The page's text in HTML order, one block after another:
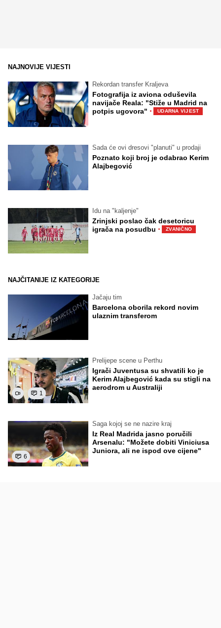
NAJNOVIJE VIJESTI
Rekordan transfer Kraljeva
Fotografija iz aviona oduševila
navijače Reala: "Stiže u Madrid na
potpis ugovora" · UDARNA VIJEST
Sada će ovi dresovi "planuti" u prodaji
Poznato koji broj je odabrao Kerim
Alajbegović
Idu na "kaljenje"
Zrinjski poslao čak desetoricu
igrača na posudbu · ZVANIČNO
NAJČITANIJE IZ KATEGORIJE
Jačaju tim
Barcelona oborila rekord novim
ulaznim transferom
1
Prelijepe scene u Perthu
Igrači Juventusa su shvatili ko je
Kerim Alajbegović kada su stigli na
aerodrom u Australiji
6
Saga kojoj se ne nazire kraj
Iz Real Madrida jasno poručili
Arsenalu: "Možete dobiti Viniciusa
Juniora, ali ne ispod ove cijene"